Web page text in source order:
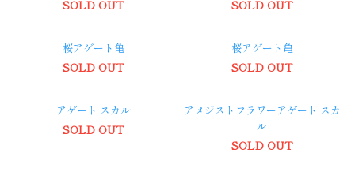
SOLD OUT SOLD OUT
桜アゲート亀
SOLD OUT
桜アゲート亀
SOLD OUT
アゲート スカル
SOLD OUT
アメジストフラワーアゲート スカ
ル
SOLD OUT